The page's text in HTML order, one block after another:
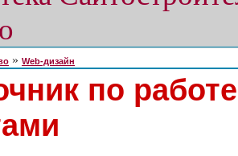
» Web-дизайн
по